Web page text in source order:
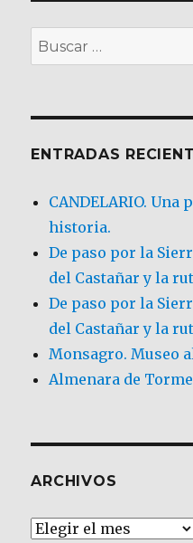
Buscar
por:
ENTRADAS
CANDELARIO. Una
historia.
De paso por la
del Castañar y la
De paso por la
del Castañar y la
Monsagro. Museo
Almenara de
ARCHIVOS
Archivos